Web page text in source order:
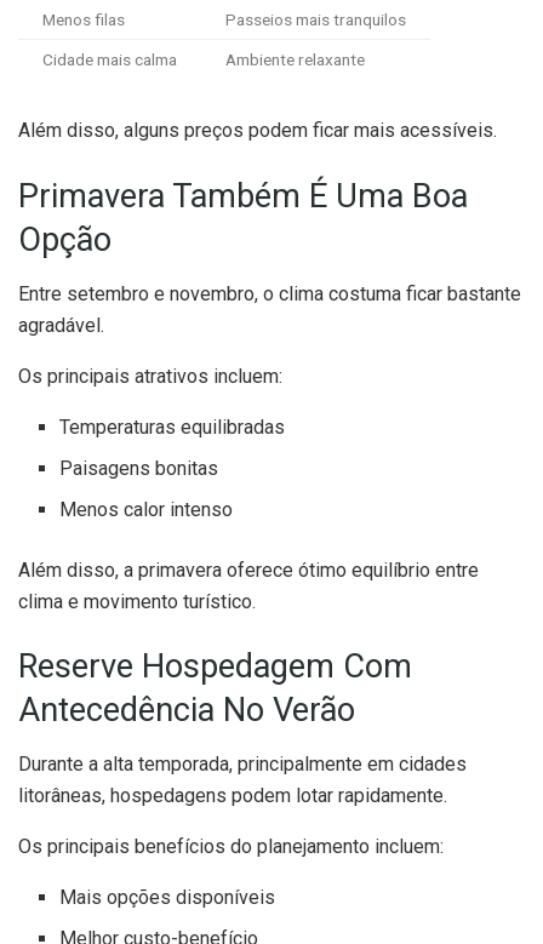
Menos filas Passeios mais tranquilos
Cidade mais calma Ambiente relaxante
Além disso, alguns preços podem ficar mais acessíveis.
Primavera Também É Uma Boa
Opção
Entre setembro e novembro, o clima costuma ficar bastante
agradável.
Os principais atrativos incluem:
Temperaturas equilibradas
Paisagens bonitas
Menos calor intenso
Além disso, a primavera oferece ótimo equilíbrio entre
clima e movimento turístico.
Reserve Hospedagem Com
Antecedência No Verão
Durante a alta temporada, principalmente em cidades
litorâneas, hospedagens podem lotar rapidamente.
Os principais benefícios do planejamento incluem:
Mais opções disponíveis
Melhor custo-benefício